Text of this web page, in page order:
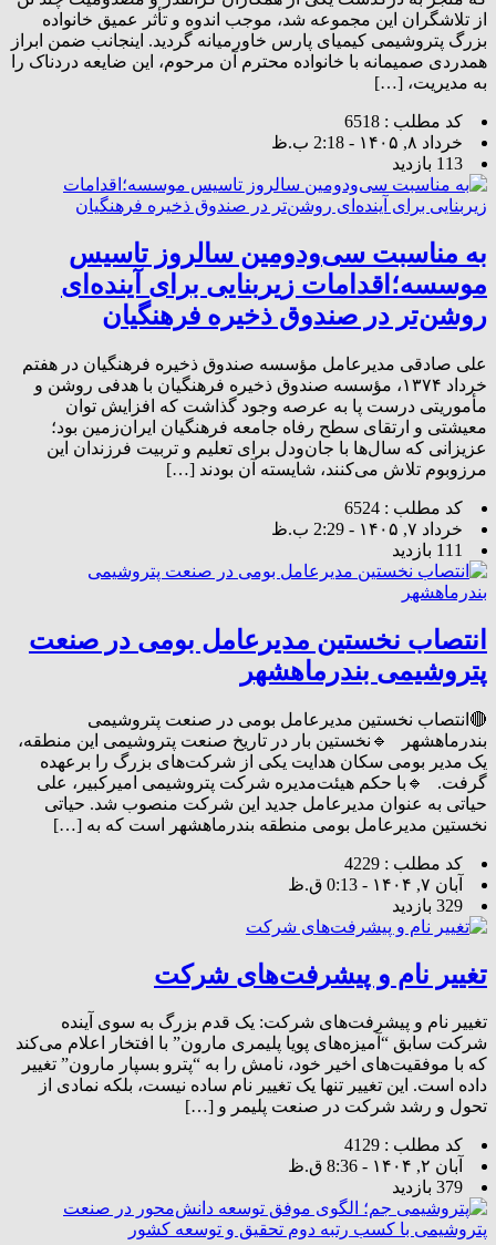
از تلاشگران این مجموعه شد، موجب اندوه و تأثر عمیق خانواده
بزرگ پتروشیمی کیمیای پارس خاورمیانه گردید. اینجانب ضمن ابراز
همدردی صمیمانه با خانواده محترم آن مرحوم، این ضایعه دردناک را
به مدیریت، […]
کد مطلب : 6518
خرداد ۸, ۱۴۰۵ - 2:18 ب.ظ
113 بازدید
به مناسبت سی‌ودومین سالروز تاسیس
موسسه؛اقدامات زیربنایی برای آینده‌ای
روشن‌تر در صندوق ذخیره فرهنگیان
علی صادقی مدیرعامل مؤسسه صندوق ذخیره فرهنگیان در هفتم
خرداد ۱۳۷۴، مؤسسه صندوق ذخیره فرهنگیان با هدفی روشن و
مأموریتی درست پا به عرصه وجود گذاشت که افزایش توان
معیشتی و ارتقای سطح رفاه جامعه فرهنگیان ایران‌زمین بود؛
عزیزانی که سال‌ها با جان‌و‌دل برای تعلیم و تربیت فرزندان این
مرزوبوم تلاش می‌کنند، شایسته آن بودند […]
کد مطلب : 6524
خرداد ۷, ۱۴۰۵ - 2:29 ب.ظ
111 بازدید
انتصاب نخستین مدیرعامل بومی در صنعت
پتروشیمی بندرماهشهر
🔴انتصاب نخستین مدیرعامل بومی در صنعت پتروشیمی
بندرماهشهر 🔹نخستین بار در تاریخ صنعت پتروشیمی این منطقه،
یک مدیر بومی سکان هدایت یکی از شرکت‌های بزرگ را برعهده
گرفت. 🔹با حکم هیئت‌مدیره شرکت پتروشیمی امیرکبیر، علی
حیاتی به عنوان مدیرعامل جدید این شرکت منصوب شد. حیاتی
نخستین مدیرعامل بومی منطقه بندرماهشهر است که به […]
کد مطلب : 4229
آبان ۷, ۱۴۰۴ - 0:13 ق.ظ
329 بازدید
تغییر نام و پیشرفت‌های شرکت
تغییر نام و پیشرفت‌های شرکت: یک قدم بزرگ به سوی آینده
شرکت سابق “آمیزه‌های پویا پلیمری مارون” با افتخار اعلام می‌کند
که با موفقیت‌های اخیر خود، نامش را به “پترو بسپار مارون” تغییر
داده است. این تغییر تنها یک تغییر نام ساده نیست، بلکه نمادی از
تحول و رشد شرکت در صنعت پلیمر و […]
کد مطلب : 4129
آبان ۲, ۱۴۰۴ - 8:36 ق.ظ
379 بازدید